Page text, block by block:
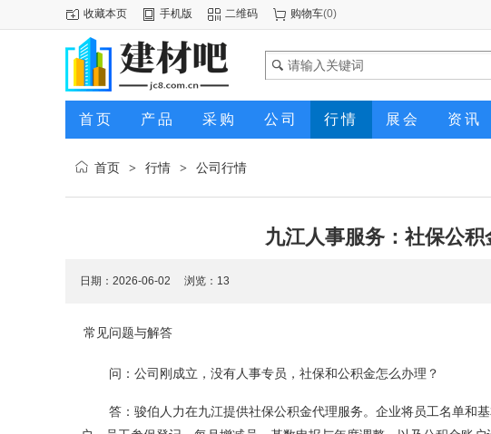
收藏本页 手机版 二维码 购物车(0)
首页 产品 采购 公司 行情 展会 资讯
首页 > 行情 > 公司行情
九江人事服务：社保公
日期：2026-06-02 浏览： 13
常见问题与解答
问：公司刚成立，没有人事专员，社保和公积金怎么办理？
答：骏伯人力在九江提供社保公积金代理服务。企业将员工名单和